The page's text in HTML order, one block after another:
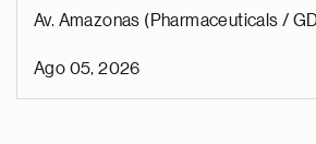
Av. Amazonas (Pharmaceuticals /
Ago 05, 2026